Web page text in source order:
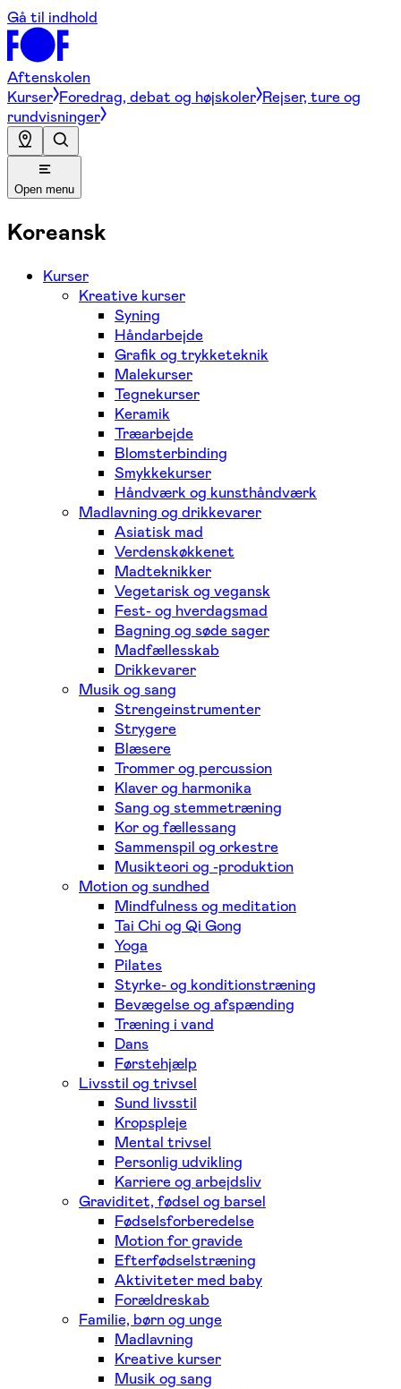
Gå til indhold
Aftenskolen
Kurser Foredrag, debat og højskoler Rejser, ture og
rundvisninger
Open menu
Koreansk
Kurser
Kreative kurser
Syning
Håndarbejde
Grafik og trykketeknik
Malekurser
Tegnekurser
Keramik
Træarbejde
Blomsterbinding
Smykkekurser
Håndværk og kunsthåndværk
Madlavning og drikkevarer
Asiatisk mad
Verdenskøkkenet
Madteknikker
Vegetarisk og vegansk
Fest- og hverdagsmad
Bagning og søde sager
Madfællesskab
Drikkevarer
Musik og sang
Strengeinstrumenter
Strygere
Blæsere
Trommer og percussion
Klaver og harmonika
Sang og stemmetræning
Kor og fællessang
Sammenspil og orkestre
Musikteori og -produktion
Motion og sundhed
Mindfulness og meditation
Tai Chi og Qi Gong
Yoga
Pilates
Styrke- og konditionstræning
Bevægelse og afspænding
Træning i vand
Dans
Førstehjælp
Livsstil og trivsel
Sund livsstil
Kropspleje
Mental trivsel
Personlig udvikling
Karriere og arbejdsliv
Graviditet, fødsel og barsel
Fødselsforberedelse
Motion for gravide
Efterfødselstræning
Aktiviteter med baby
Forældreskab
Familie, børn og unge
Madlavning
Kreative kurser
Musik og sang